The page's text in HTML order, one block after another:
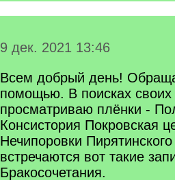
9 дек. 2021 13:46
Всем добрый день!
помощью. В поисках
просматриваю плёнки -
Консистория Покровская
Нечипоровки
встречаются вот такие
Бракосочетания.